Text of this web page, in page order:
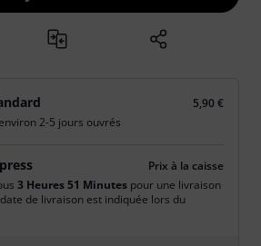
5,90 €
2-5 jours ouvrés
Prix à la caisse
3 Heures 51 Minutes pour une livraison
de livraison est indiquée lors du